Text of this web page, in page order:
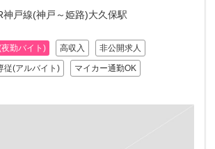
神戸線(神戸～姫路)大久保駅
勤バイト) 高収入 非公開求人
従(アルバイト) マイカー通勤OK